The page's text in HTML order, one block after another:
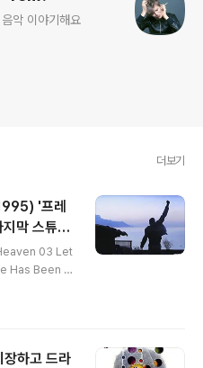
악 이야기해요
더보기
'프레
막 스튜디
03 Let
Has Been S
You 09 You
이트퀸 네이
하고 드라